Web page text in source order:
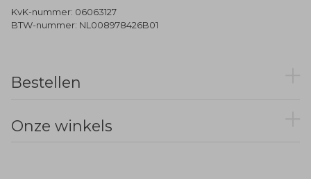
KvK-nummer: 06063127
BTW-nummer: NL008978426B01
Bestellen
Onze winkels